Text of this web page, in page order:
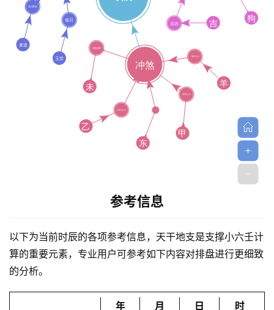
黄
历
参考信息
以下为当前时辰的各项参考信息，天干地支是支撑小六壬计
算的重要元素，专业用户可参考如下内容对排盘进行更细致
的分析。
年 月 日 时